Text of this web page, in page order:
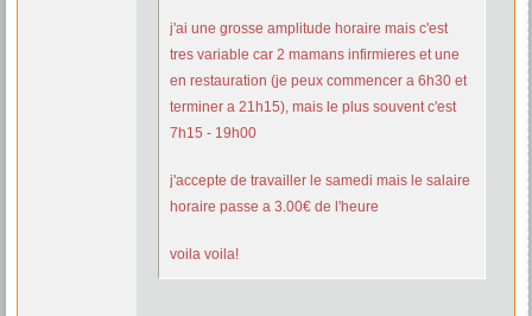
j'ai une grosse amplitude horaire mais c'est
tres variable car 2 mamans infirmieres et une
en restauration (je peux commencer a 6h30 et
terminer a 21h15), mais le plus souvent c'est
7h15 - 19h00
j'accepte de travailler le samedi mais le salaire
horaire passe a 3.00€ de l'heure
voila voila!